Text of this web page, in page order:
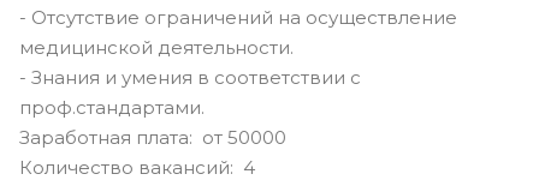
- Отсутствие ограничений на осуществление
медицинской деятельности.
- Знания и умения в соответствии с
проф.стандартами.
Заработная плата: от 50000
Количество вакансий: 4